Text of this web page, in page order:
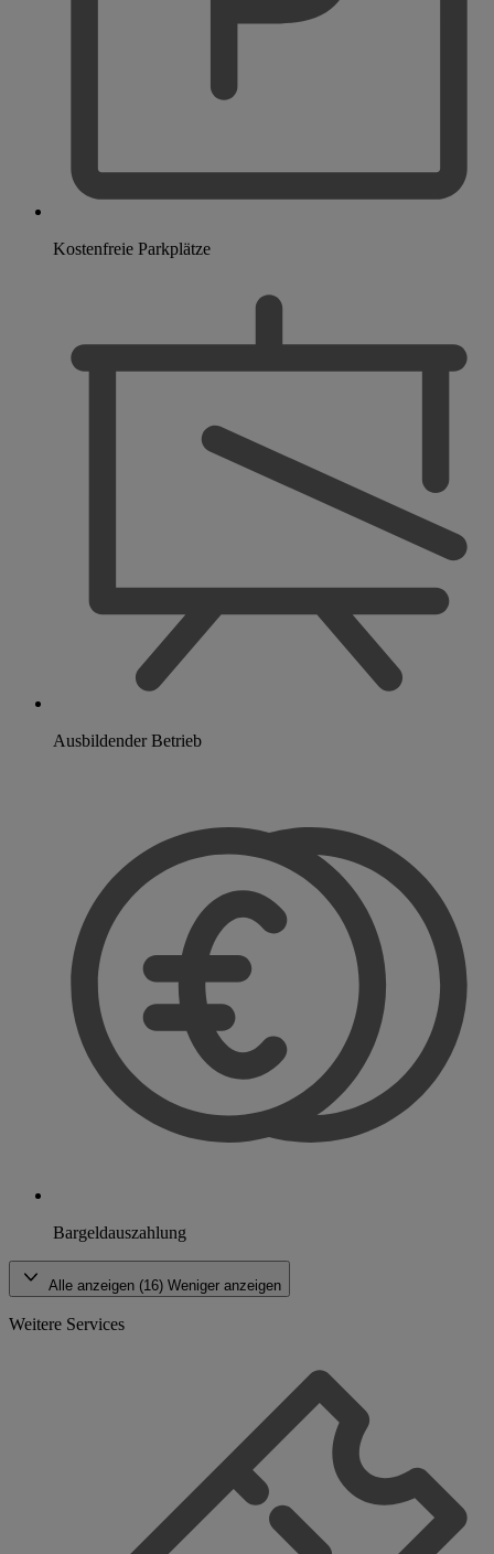
Kostenfreie Parkplätze
Ausbildender Betrieb
Bargeldauszahlung
Alle anzeigen (16) Weniger anzeigen
Weitere Services